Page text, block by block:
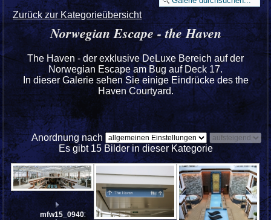
Zurück zur Kategorieübersicht
Norwegian Escape - the Haven
The Haven - der exklusive DeLuxe Bereich auf der
Norwegian Escape am Bug auf Deck 17.
In dieser Galerie sehen Sie einige Eindrücke des the
Haven Courtyard.
Anordnung nach
Es gibt 15 Bilder in dieser Kategorie
mfw15_094019st